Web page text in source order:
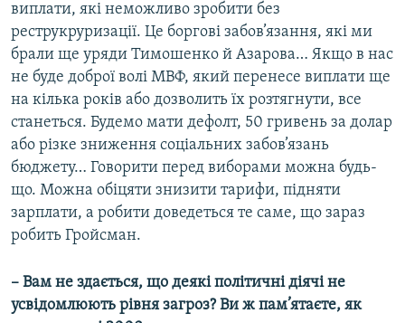
виплати, які неможливо зробити без
реструкруризації. Це боргові забов’язання, які ми
брали ще уряди Тимошенко й Азарова… Якщо в нас
не буде доброї волі МВФ, який перенесе виплати ще
на кілька років або дозволить їх розтягнути, все
станеться. Будемо мати дефолт, 50 гривень за долар
або різке зниження соціальних забов’язань
бюджету… Говорити перед виборами можна будь-
що. Можна обіцяти знизити тарифи, підняти
зарплати, а робити доведеться те саме, що зараз
робить Гройсман.
– Вам не здається, що деякі політичні діячі не
усвідомлюють рівня загроз? Ви ж пам’ятаєте, як